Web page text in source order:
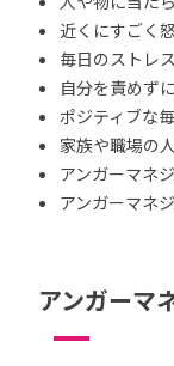
近くにすごく
毎日のストレ
自分を責めず
ポジティブな
家族や職場の
アンガーマネ
アンガーマネ
アンガーマ